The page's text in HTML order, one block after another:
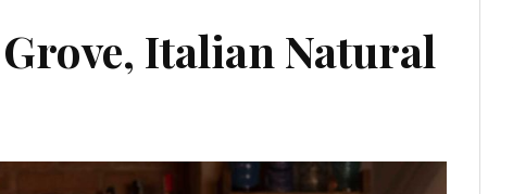
Italian Natural